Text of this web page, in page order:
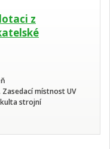
z
Zasedací místnost UV
strojní